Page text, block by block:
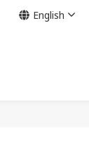
English